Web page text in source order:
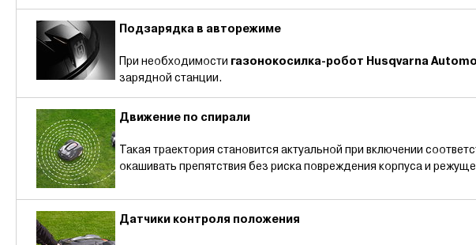
Подзарядка в авторежиме
При необходимости газонокосилка-робот Husqvarna
зарядной станции.
Движение по спирали
Такая траектория становится актуальной при включении
окашивать препятствия без риска повреждения корпуса и
Датчики контроля положения